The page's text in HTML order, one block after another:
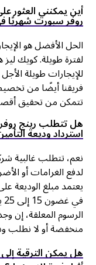
أين يمكنني العثور
روفر سبورت شهريًا
الحل الأفضل هو
لفترة طويلة. كويك
للإيجارات طويلة
فريقنا أيضًا من
تتمكن من تحقيق
هل تتطلب رينج
استرداد وديعة
نعم، تتطلب غالبية
لدفع الغرامات أو
يعتمد مبلغ الوديعة
الرسوم المعلقة، إن
منخفضة أو لا نطلب
هل يمكن الترقية